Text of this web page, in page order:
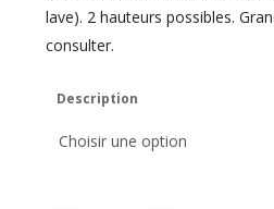
lave). 2 hauteurs possibles.
consulter.
Description